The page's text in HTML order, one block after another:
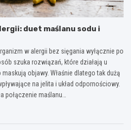
duet maślanu sodu i
w alergii bez sięgania wyłącznie po
szuka rozwiązań, które działają u
objawy. Właśnie dlatego tak dużą
na jelita i układ odpornościowy.
połączenie maślanu…